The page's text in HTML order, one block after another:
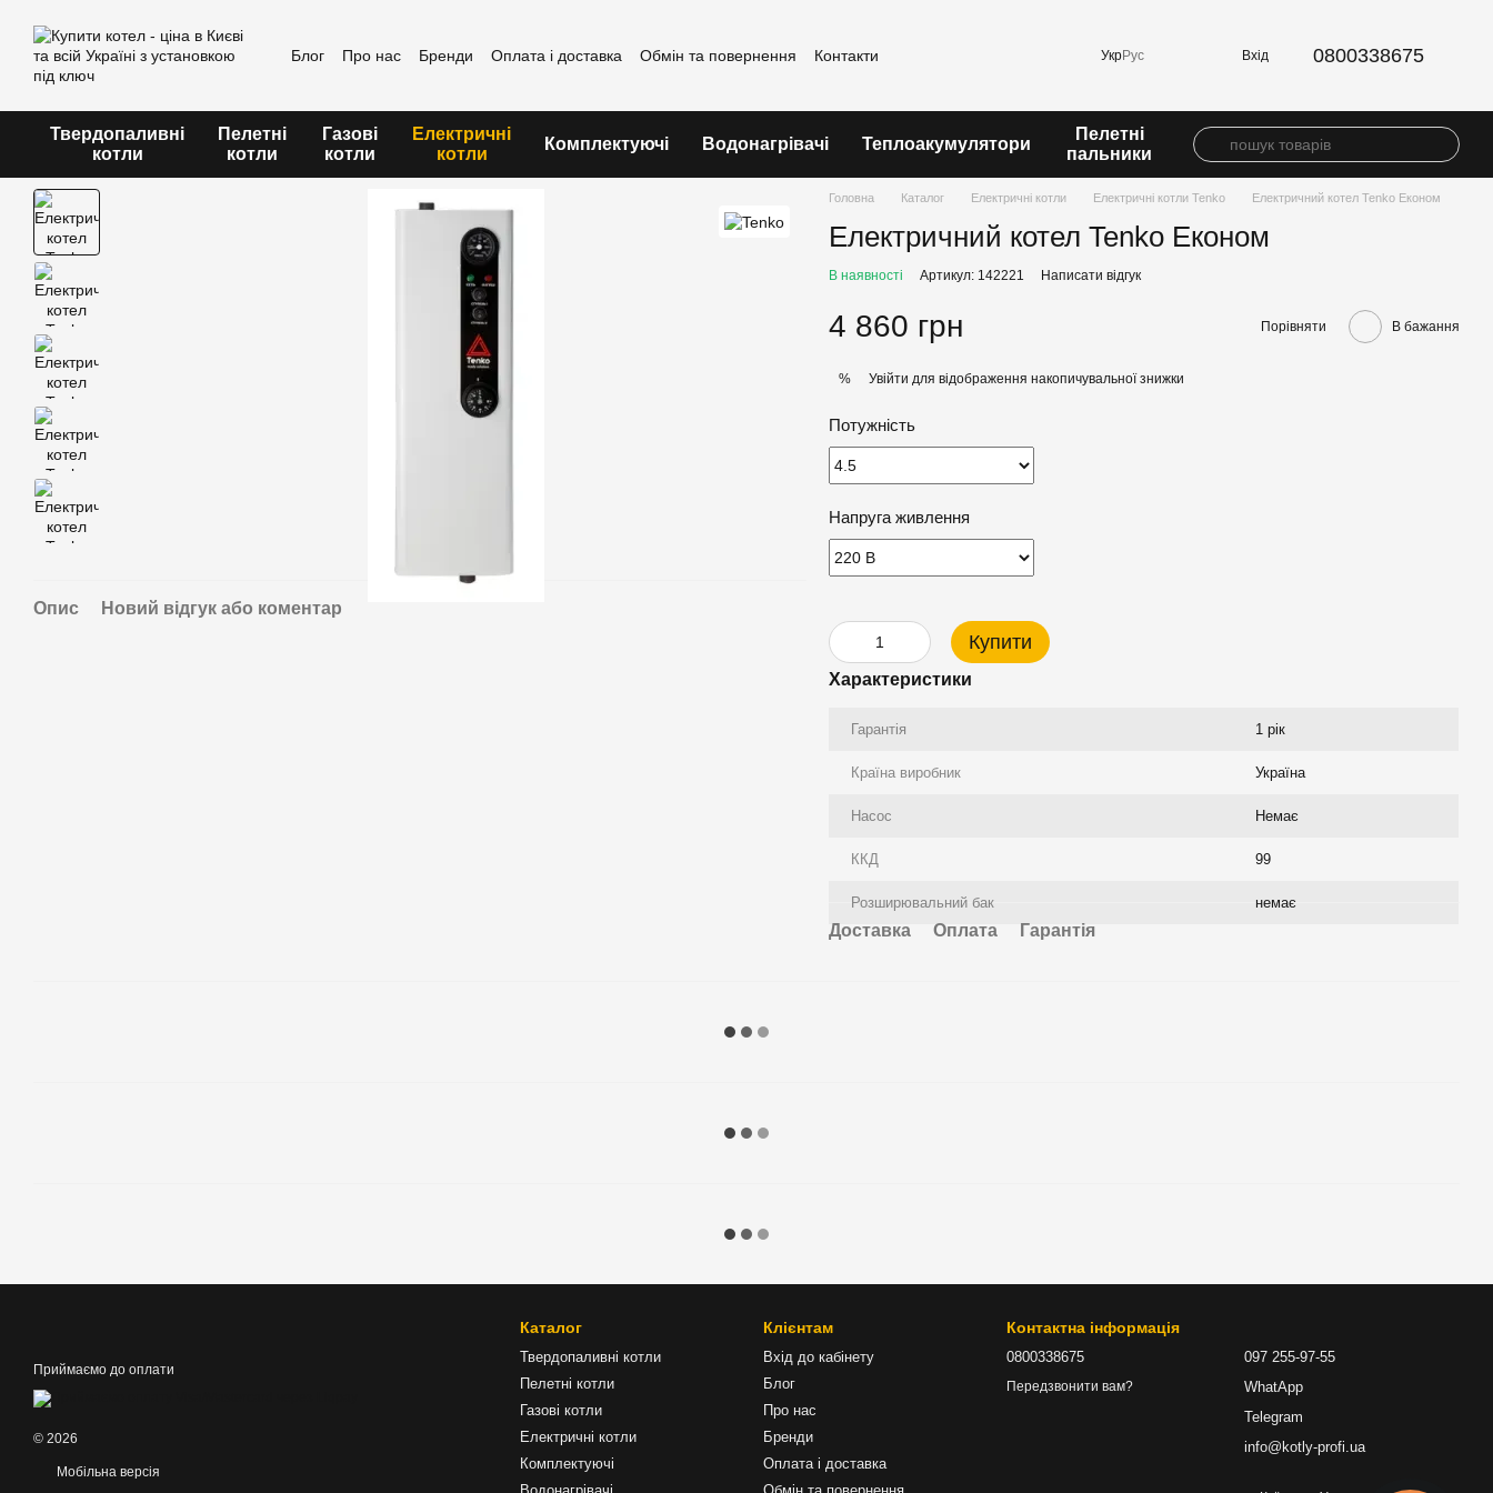
Блог Про нас Бренди Оплата і доставка Обмін та повернення
Контакти
УкрРус Вхід 0800338675
Твердопаливні
котли
Пелетні
котли
Газові
котли
Електричні
котли
Комплектуючі Водонагрівачі Теплоакумулятори
Пелетні
пальники
Опис Новий відгук або коментар
Головна Каталог Електричні котли Електричні котли Tenko Електричний котел Tenko Економ
Електричний котел Tenko Економ
В наявності Артикул: 142221 Написати відгук
4 860 грн Порівняти В бажання
% Увійти для відображення накопичувальної знижки
Потужність
Напруга живлення
Купити
Характеристики
Гарантія 1 рік
Країна виробник Україна
Насос Немає
ККД 99
Розширювальний бак немає
Доставка Оплата Гарантія
Приймаємо до оплати
© 2026
Мобільна версія
Каталог
Твердопаливні котли
Пелетні котли
Газові котли
Електричні котли
Комплектуючі
Клієнтам
Вхід до кабінету
Блог
Про нас
Бренди
Оплата і доставка
Контактна інформація
0800338675
Передзвонити вам?
097 255-97-55
WhatApp
Telegram
info@kotly-profi.ua